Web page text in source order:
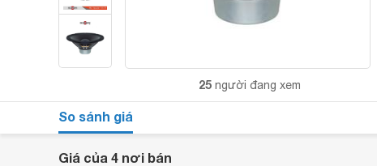
25 người đang xem
So sánh giá
Giá của 4 nơi bán